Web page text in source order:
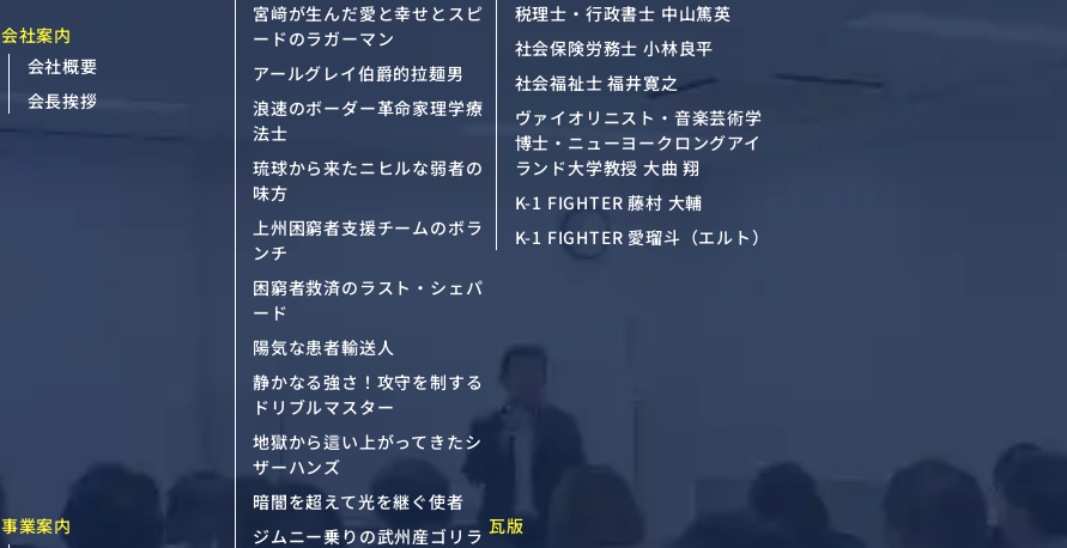
会社案内
会社概要
会長挨拶
事業案内
宮﨑が生んだ愛と幸せとスピ
ードのラガーマン
アールグレイ伯爵的拉麺男
浪速のボーダー革命家理学療
法士
琉球から来たニヒルな弱者の
味方
上州困窮者支援チームのボラ
ンチ
困窮者救済のラスト・シェパ
ード
陽気な患者輸送人
静かなる強さ！攻守を制する
ドリブルマスター
地獄から這い上がってきたシ
ザーハンズ
暗闇を超えて光を継ぐ使者
ジムニー乗りの武州産ゴリラ
税理士・行政書士 中山篤英
社会保険労務士 小林良平
社会福祉士 福井寛之
ヴァイオリニスト・音楽芸術学
博士・ニューヨークロングアイ
ランド大学教授 大曲 翔
K-1 FIGHTER 藤村 大輔
K-1 FIGHTER 愛瑠斗（エルト）
瓦版